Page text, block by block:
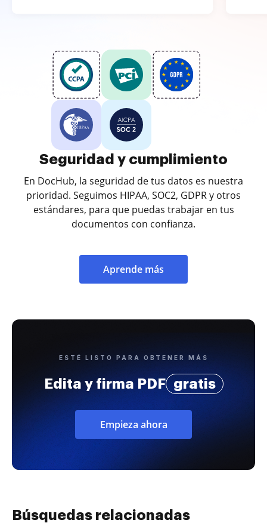
Seguridad y cumplimiento
En DocHub, la seguridad de tus datos es nuestra
prioridad. Seguimos HIPAA, SOC2, GDPR y otros
estándares, para que puedas trabajar en tus
documentos con confianza.
Aprende más
ESTÉ LISTO PARA OBTENER MÁS
Edita y firma PDF gratis
Empieza ahora
Búsquedas relacionadas